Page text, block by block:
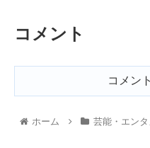
コメント
コメン
ホーム 芸能・エンタ